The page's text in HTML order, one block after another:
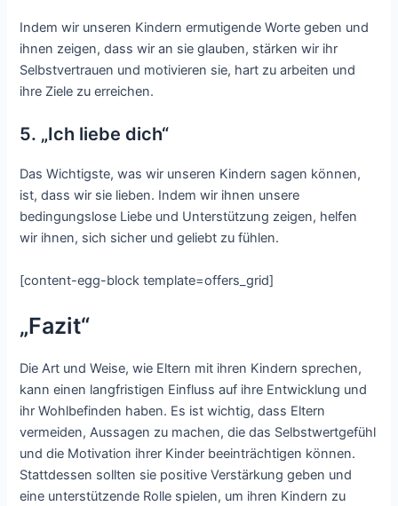
Indem wir unseren Kindern ermutigende Worte geben und
ihnen zeigen, dass wir an sie glauben, stärken wir ihr
Selbstvertrauen und motivieren sie, hart zu arbeiten und
ihre Ziele zu erreichen.
5. „Ich liebe dich“
Das Wichtigste, was wir unseren Kindern sagen können,
ist, dass wir sie lieben. Indem wir ihnen unsere
bedingungslose Liebe und Unterstützung zeigen, helfen
wir ihnen, sich sicher und geliebt zu fühlen.
[content-egg-block template=offers_grid]
„Fazit“
Die Art und Weise, wie Eltern mit ihren Kindern sprechen,
kann einen langfristigen Einfluss auf ihre Entwicklung und
ihr Wohlbefinden haben. Es ist wichtig, dass Eltern
vermeiden, Aussagen zu machen, die das Selbstwertgefühl
und die Motivation ihrer Kinder beeinträchtigen können.
Stattdessen sollten sie positive Verstärkung geben und
eine unterstützende Rolle spielen, um ihren Kindern zu